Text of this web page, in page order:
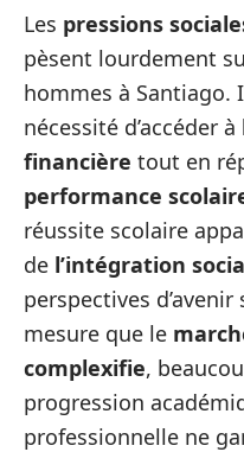
Les pressions
pèsent lourdement
hommes à
nécessité d’accéder à
financière tout en
performance
réussite scolaire
de l’intégration
perspectives
mesure que le
complexifie,
progression
professionnelle ne